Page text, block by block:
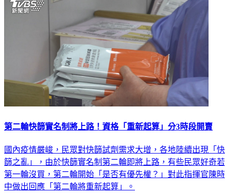
國內疫情嚴峻，民眾對快篩試劑需求大增，各地陸續出現「快
篩之亂」，由於快篩實名制第二輪即將上路，有些民眾好奇若
第一輪沒買，第二輪開始「是否有優先權？」對此指揮官陳時